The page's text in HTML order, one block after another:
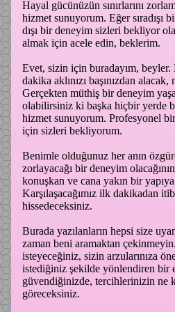
Hayal gücünüzün sınırlarını
hizmet sunuyorum. Eğer sıradışı
dışı bir deneyim sizleri bekliyor
almak için acele edin, beklerim.
Evet, sizin için buradayım,
dakika aklınızı başınızdan
Gerçekten müthiş bir deneyim
olabilirsiniz ki başka hiçbir yerde
hizmet sunuyorum. Profesyonel
için sizleri bekliyorum.
Benimle olduğunuz her anın
zorlayacağı bir deneyim
konuşkan ve cana yakın bir
Karşılaşacağımız ilk dakikadan
hissedeceksiniz.
Burada yazılanların hepsi size
zaman beni aramaktan
isteyeceğiniz, sizin arzularınıza
istediğiniz şekilde yönlendiren bir
güvendiğinizde, tercihlerinizin ne
göreceksiniz.